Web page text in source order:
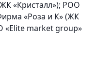
«Кристалл»); РОО
«Роза и К» (ЖК
«Elite market group»